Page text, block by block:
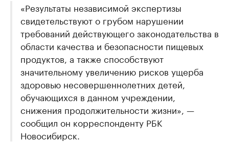
«Результаты независимой экспертизы
свидетельствуют о грубом нарушении
требований действующего законодательства в
области качества и безопасности пищевых
продуктов, а также способствуют
значительному увеличению рисков ущерба
здоровью несовершеннолетних детей,
обучающихся в данном учреждении,
снижения продолжительности жизни», —
сообщил он корреспонденту РБК
Новосибирск.